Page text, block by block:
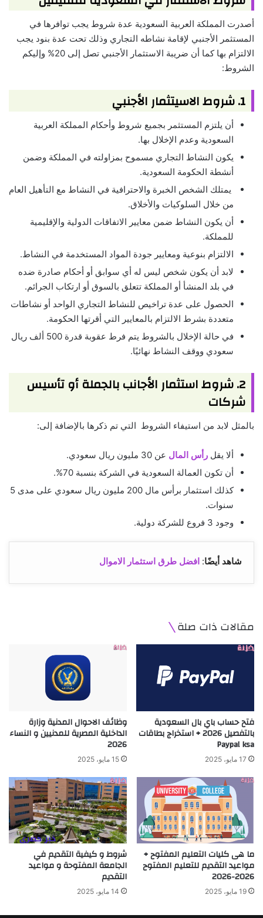
أصدرت المملكة العربية السعودية عدة شروط يجب توافرها في
المستثمر الأجنبي لإقامة نشاطه التجاري وذلك تحت عدة بنود يجب
الالتزام بها كما أن ضريبة الاستثمار الأجنبي تصل إلى 20% وإليكم
الشروط:
1. شروط الاسيتثمار الأجنبي
أن يلتزم المستثمر بجميع شروط وأحكام المملكة العربية
السعودية وعدم الإخلال بها.
يكون النشاط التجاري مسموح بمزاولته في المملكة وضمن
أنشطة الحكومة السعودية.
يمتلك الشخص الخبرة والاحترافية في النشاط مع التأهيل العام
من خلال السلوكيات والأخلاق.
أن يكون النشاط ضمن معايير الاتفاقات الدولية والإقليمية
للمملكة.
الالتزام بنوعية ومعايير جودة المواد المستخدمة في النشاط.
لابد أن يكون شخص ليس له أي سوابق أو أحكام صادرة ضده
في بلد المنشأ أو المملكة تتعلق بالسوق أو ارتكاب الجرائم.
الحصول على عدة تراخيص للنشاط التجاري الواحد أو نشاطات
متعددة بشرط الالتزام بالمعايير التي أقرتها الحكومة.
في حالة الإخلال بالشروط يتم فرط عقوبة قدرة 500 ألف ريال
سعودي ووقف النشاط نهائيًا.
2. شروط استثمار الأجانب بالجملة أو تأسيس
شركات
بالمثل لابد من استيفاء الشروط التي تم ذكرها بالإضافة إلى:
ألا يقل رأس المال عن 30 مليون ريال سعودي.
أن تكون العمالة السعودية في الشركة بنسبة 70%.
كذلك استثمار برأس مال 200 مليون ريال سعودي على مدى 5
سنوات.
وجود 3 فروع للشركة دولية.
شاهد أيضًا: افضل طرق استثمار الاموال
مقالات ذات صلة
فتح حساب باي بال السعودية
بالتفصيل 2026 + استخراج بطاقات
Paypal ksa
17 مايو، 2025
وظائف الاحوال المدنية وزارة
الداخلية المصرية للمدنيين و النساء
2026
15 مايو، 2025
ما هى كليات التعليم المفتوح +
مواعيد التقديم للتعليم المفتوح
2026-2026
19 مايو، 2025
شروط و كيفية التقديم في
الجامعة المفتوحة و مواعيد
التقديم
14 مايو، 2025